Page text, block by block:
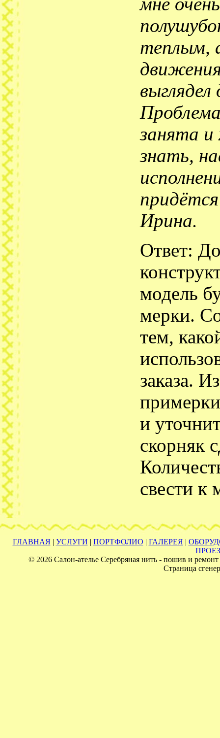
теплым,
занята
знать,
Ирина.
Ответ:
модель
мерки.
тем,
заказа.
и
скорняк
свести к
ГЛАВНАЯ| УСЛУГИ | ПОРТФОЛИО | ГАЛЕРЕЯ|
© 2026 Салон-ателье Серебряная нить - пошив и
Страница